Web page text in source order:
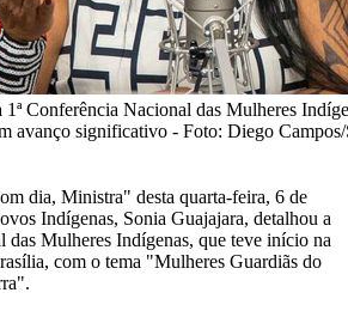
1ª Conferência Nacional das Mulheres
avanço significativo - Foto: Diego
dia, Ministra" desta quarta-feira, 6 de
Indígenas, Sonia Guajajara, detalhou a
das Mulheres Indígenas, que teve início na
com o tema "Mulheres Guardiãs do